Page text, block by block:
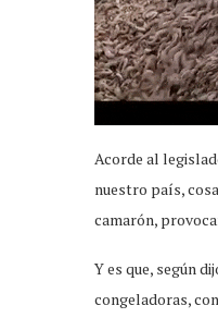
Acorde al
nuestro país,
camarón,
Y es que, según
congeladoras,